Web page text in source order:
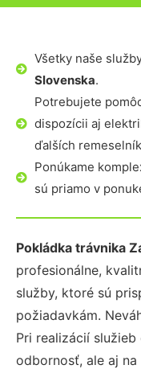
Všetky naše
Slovenska.
Potrebujete
dispozícii aj
ďalších
Ponúkame
sú priamo v
Pokládka trávnika
profesionálne,
služby, ktoré sú
požiadavkám.
Pri realizácií
odbornosť, ale aj